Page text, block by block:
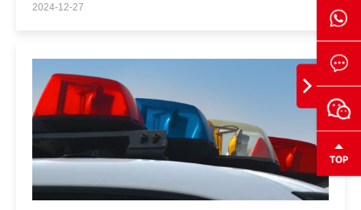
2024-12-27